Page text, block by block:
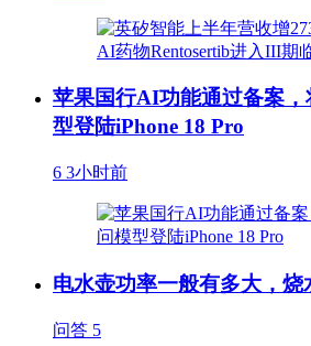
苹果国行AI功能通过备案
型登陆iPhone 18 Pro
6 3小时前
电水壶功率一般有多大，烧
问答 5